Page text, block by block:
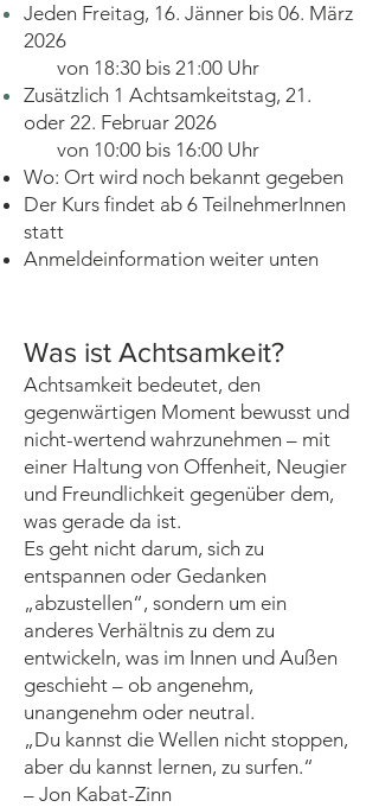
Jeden Freitag, 16. Jänner bis 06. März
2026
von 18:30 bis 21:00 Uhr
Zusätzlich 1 Achtsamkeitstag, 21.
oder 22. Februar 2026
von 10:00 bis 16:00 Uhr
Wo: Ort wird noch bekannt gegeben
Der Kurs findet ab 6 TeilnehmerInnen
statt
Anmeldeinformation weiter unten
Was ist Achtsamkeit?
Achtsamkeit bedeutet, den
gegenwärtigen Moment bewusst und
nicht-wertend wahrzunehmen – mit
einer Haltung von Offenheit, Neugier
und Freundlichkeit gegenüber dem,
was gerade da ist.
Es geht nicht darum, sich zu
entspannen oder Gedanken
„abzustellen“, sondern um ein
anderes Verhältnis zu dem zu
entwickeln, was im Innen und Außen
geschieht – ob angenehm,
unangenehm oder neutral.
„Du kannst die Wellen nicht stoppen,
aber du kannst lernen, zu surfen.“
– Jon Kabat-Zinn